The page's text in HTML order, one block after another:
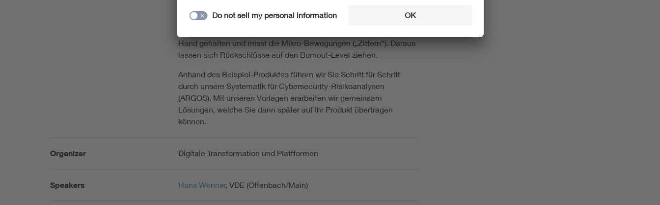
und geistiger Erschöpfung, bekannt als „Burnout“, von
Hand gehalten und misst die Mikro-Bewegungen („Zittern“). Daraus
lassen sich Rückschlüsse auf den Burnout-Level ziehen.
Anhand des Beispiel-Produktes führen wir Sie Schritt für Schritt
durch unsere Systematik für Cybersecurity-Risikoanalysen
(ARGOS). Mit unseren Vorlagen erarbeiten wir gemeinsam
Lösungen, welche Sie dann später auf Ihr Produkt übertragen
können.
Organizer Digitale Transformation und Plattformen
Speakers Hans Wenner, VDE (Offenbach/Main)